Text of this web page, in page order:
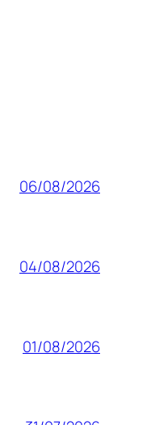
06/08/2026
04/08/2026
01/08/2026